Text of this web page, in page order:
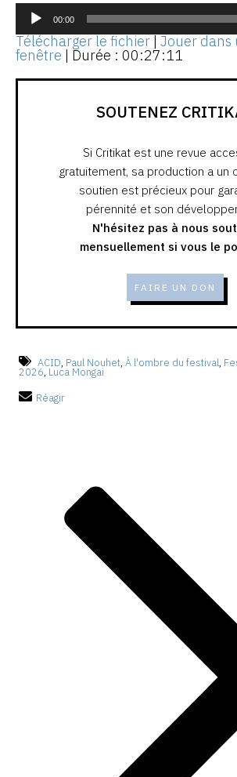
Lecteur
audio
00:00
Télécharger le fichier | Jouer dans
fenêtre | Durée : 00:27:11
SOUTENEZ
Si Critikat est une revue
gratuitement, sa production a un
soutien est précieux pour
pérennité et son
N'hésitez pas à nous
mensuellement si vous le
FAIRE UN DON
ACID, Paul Nouhet, À l'ombre du festival,
2026, Luca Mongai
Réagir